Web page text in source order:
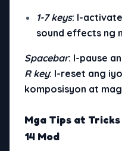
1-7 keys: I-
sound effects ng
Spacebar: I-pause
R key: I-reset ang
komposisyon at
Mga Tips at
14 Mod